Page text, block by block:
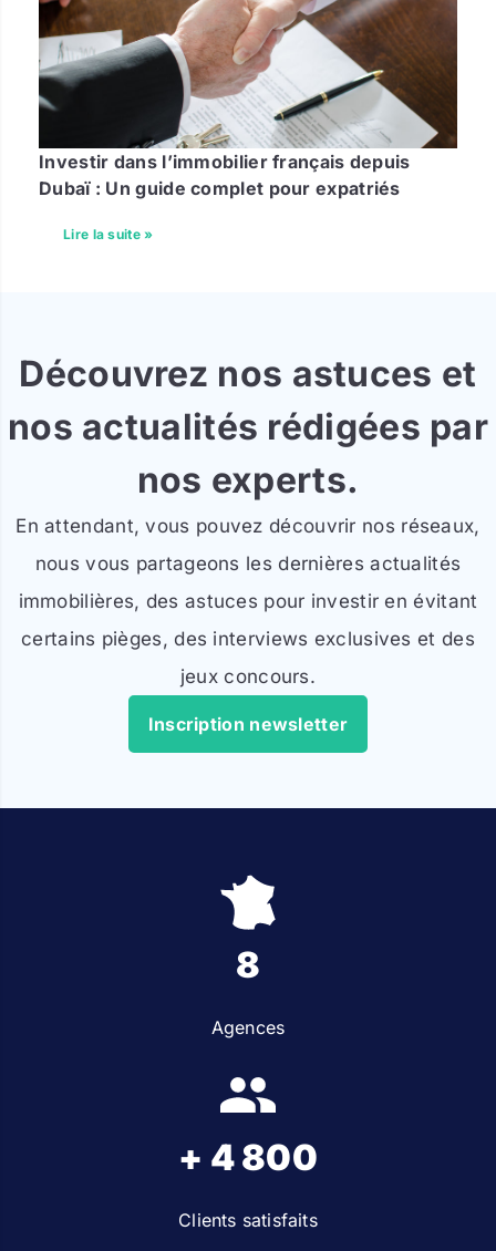
Investir dans l’immobilier français depuis
Dubaï : Un guide complet pour expatriés
Lire la suite »
Découvrez nos astuces et
nos actualités rédigées par
nos experts.
En attendant, vous pouvez découvrir nos réseaux,
nous vous partageons les dernières actualités
immobilières, des astuces pour investir en évitant
certains pièges, des interviews exclusives et des
jeux concours.
Inscription newsletter
8
Agences
+ 4 800
Clients satisfaits